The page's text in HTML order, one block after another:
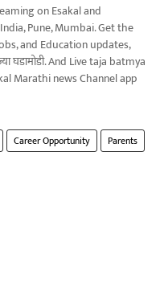
on Esakal and
Pune, Mumbai. Get the
and Education updates,
घडामोडी. And Live taja batmya
Marathi news Channel app
Career Opportunity
Parents